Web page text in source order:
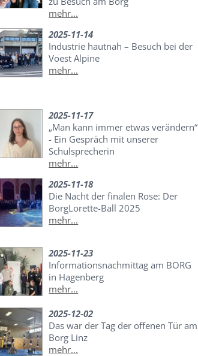
mehr...
2025-11-14
Industrie hautnah – Besuch bei der
Voest Alpine
mehr...
2025-11-17
„Man kann immer etwas verändern“
- Ein Gespräch mit unserer
Schulsprecherin
mehr...
2025-11-18
Die Nacht der finalen Rose: Der
BorgLorette-Ball 2025
mehr...
2025-11-23
Informationsnachmittag am BORG
in Hagenberg
mehr...
2025-12-02
Das war der Tag der offenen Tür am
Borg Linz
mehr...